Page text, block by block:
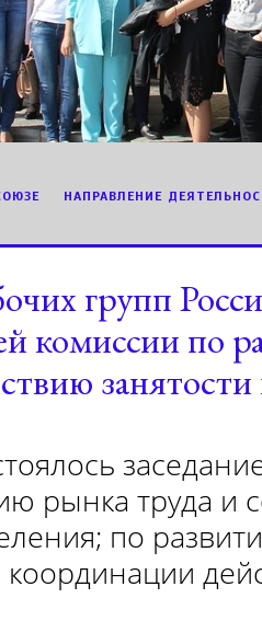
НАПРАВЛЕНИЕ
групп
комиссии по
рынка труда и
по
координации